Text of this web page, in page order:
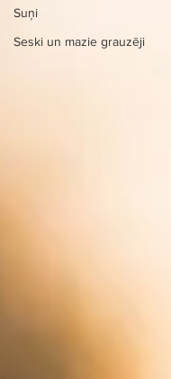
Suņi
Seski un mazie grauzēji